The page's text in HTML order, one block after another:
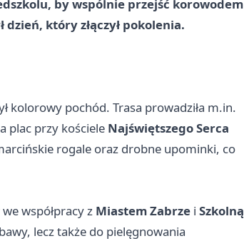
by wspólnie przejść korowodem
który złączył pokolenia.
kolorowy pochód. Trasa prowadziła m.in.
plac przy kościele Najświętszego Serca
rogale oraz drobne upominki, co
we współpracy z Miastem Zabrze i Szkolną
lecz także do pielęgnowania